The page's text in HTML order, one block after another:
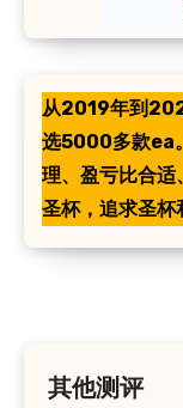
从2019年到
选5000多款ea
理、盈亏比合适
圣杯，追求圣杯
其他测评